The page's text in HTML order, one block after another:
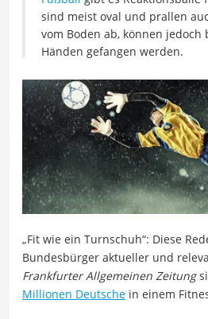
sind meist oval und prallen
vom Boden ab, können jedoch
Händen gefangen werden.
„Fit wie ein Turnschuh“: Diese
Bundesbürger aktueller und
Frankfurter Allgemeinen Zeitung
Millionen Deutsche in einem